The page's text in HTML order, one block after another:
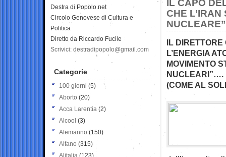
IL CAPO
CHE L’IRAN
NUCLEARE”
IL
L’ENERGIA
MOVIMENTO
NUCLEARI”….
(COME AL
Destra di Popolo.net
Circolo Genovese di Cultura e
Politica
Diretto da Riccardo Fucile
Scrivici: destradipopolo@gmail.com
Categorie
100 giorni (5)
Aborto (20)
Acca Larentia (2)
Alcool (3)
Alemanno (150)
Alfano (315)
Alitalia (123)